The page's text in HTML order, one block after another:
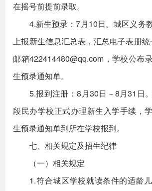
在摇号前提前录取。
4.新生预录：7月10日。城区义务
上报新生信息汇总表，汇总电子表册
邮箱422414480@qq.com，学校公布
生预录通知单。
5.报到注册：8月30日－8月31日
段民办学校正式办理新生入学手续，
生预录通知单到所在学校报到。
七、相关规定及招生纪律
（一）相关规定
1.符合城区学校就读条件的适龄儿